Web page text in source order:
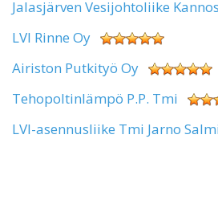
Jalasjärven Vesijohtoliike
LVI Rinne Oy
Airiston Putkityö Oy
Tehopoltinlämpö P.P. Tmi
LVI-asennusliike Tmi Jarno